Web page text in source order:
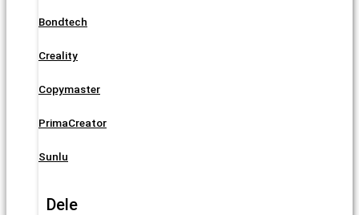
Bondtech
Creality
Copymaster
PrimaCreator
Sunlu
Dele